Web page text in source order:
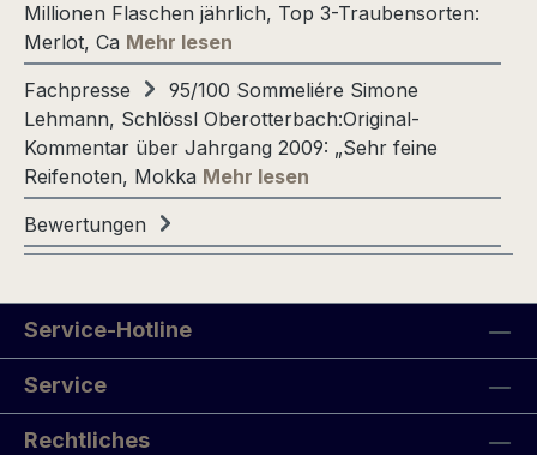
Millionen Flaschen jährlich, Top 3-Traubensorten:
Merlot, Ca Mehr lesen
Fachpresse
95/100 Sommeliére Simone
Lehmann, Schlössl Oberotterbach:Original-
Kommentar über Jahrgang 2009: „Sehr feine
Reifenoten, Mokka Mehr lesen
Bewertungen
Service-Hotline
Service
Rechtliches